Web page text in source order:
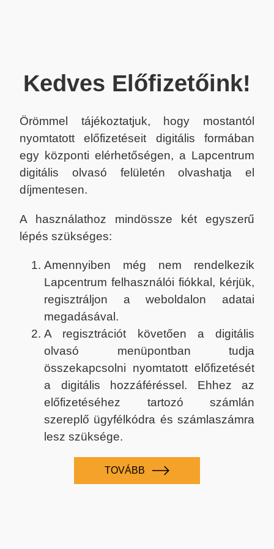
Kedves Előfizetőink!
Örömmel tájékoztatjuk, hogy mostantól
nyomtatott előfizetéseit digitális formában
egy központi elérhetőségen, a Lapcentrum
digitális olvasó felületén olvashatja el
díjmentesen.
A használathoz mindössze két egyszerű
lépés szükséges:
Amennyiben még nem rendelkezik
Lapcentrum felhasználói fiókkal, kérjük,
regisztráljon a weboldalon adatai
megadásával.
A regisztrációt követően a digitális
olvasó menüpontban tudja
összekapcsolni nyomtatott előfizetését
a digitális hozzáféréssel. Ehhez az
előfizetéséhez tartozó számlán
szereplő ügyfélkódra és számlaszámra
lesz szüksége.
TOVÁBB